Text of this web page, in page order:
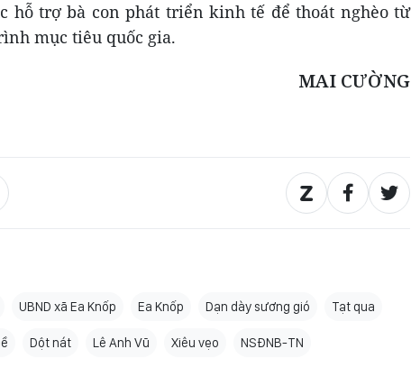
hỗ trợ bà con phát triển kinh tế để thoát nghèo từ
mục tiêu quốc gia.
MAI CƯỜNG
UBND xã Ea Knốp Ea Knốp Dạn dày sương gió Tạt qua
Dột nát Lê Anh Vũ Xiêu vẹo NSĐNB-TN